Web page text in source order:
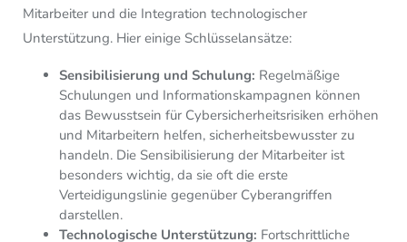
Mitarbeiter und die Integration technologischer
Unterstützung. Hier einige Schlüsselansätze:
Sensibilisierung und Schulung: Regelmäßige
Schulungen und Informationskampagnen können
das Bewusstsein für Cybersicherheitsrisiken erhöhen
und Mitarbeitern helfen, sicherheitsbewusster zu
handeln. Die Sensibilisierung der Mitarbeiter ist
besonders wichtig, da sie oft die erste
Verteidigungslinie gegenüber Cyberangriffen
darstellen.
Technologische Unterstützung: Fortschrittliche